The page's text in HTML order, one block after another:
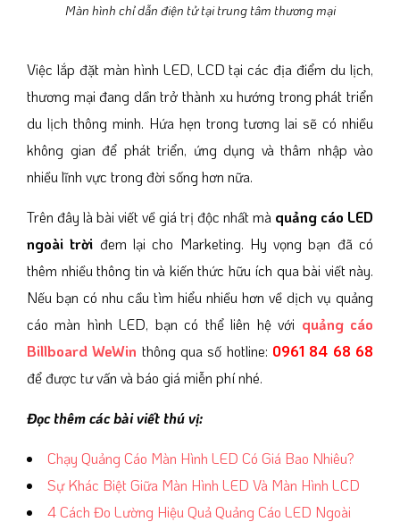
Màn hình chỉ dẫn điện tử tại trung tâm thương mại
Việc lắp đặt màn hình LED, LCD tại các địa điểm du lịch,
thương mại đang dần trở thành xu hướng trong phát triển
du lịch thông minh. Hứa hẹn trong tương lai sẽ có nhiều
không gian để phát triển, ứng dụng và thâm nhập vào
nhiều lĩnh vực trong đời sống hơn nữa.
Trên đây là bài viết về giá trị độc nhất mà quảng cáo LED
ngoài trời đem lại cho Marketing. Hy vọng bạn đã có
thêm nhiều thông tin và kiến thức hữu ích qua bài viết này.
Nếu bạn có nhu cầu tìm hiểu nhiều hơn về dịch vụ quảng
cáo màn hình LED, bạn có thể liên hệ với quảng cáo
Billboard WeWin thông qua số hotline: 0961 84 68 68
để được tư vấn và báo giá miễn phí nhé.
Đọc thêm các bài viết thú vị:
Chạy Quảng Cáo Màn Hình LED Có Giá Bao Nhiêu?
Sự Khác Biệt Giữa Màn Hình LED Và Màn Hình LCD
4 Cách Đo Lường Hiệu Quả Quảng Cáo LED Ngoài